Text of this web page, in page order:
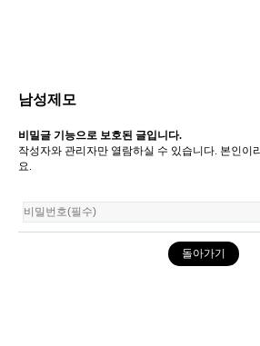
남성제모
비밀글 기능으로 보호된 글입니다.
작성자와 관리자만 열람하실 수 있습니다. 본인이
요.
돌아가기